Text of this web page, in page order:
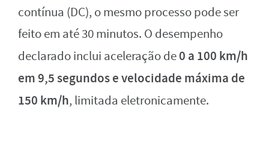
contínua (DC), o mesmo processo pode ser
feito em até 30 minutos. O desempenho
declarado inclui aceleração de0 a 100 km/h
em 9,5 segundos e velocidade máxima de
150 km/h, limitada eletronicamente.